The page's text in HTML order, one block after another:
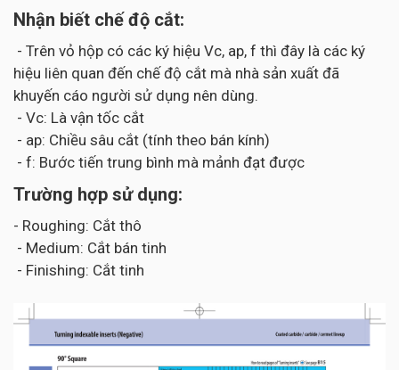
Nhận biết chế độ cắt:
- Trên vỏ hộp có các ký hiệu Vc, ap, f thì đây là các ký
hiệu liên quan đến chế độ cắt mà nhà sản xuất đã
khuyến cáo người sử dụng nên dùng.
- Vc: Là vận tốc cắt
- ap: Chiều sâu cắt (tính theo bán kính)
- f: Bước tiến trung bình mà mảnh đạt được
Trường hợp sử dụng:
- Roughing: Cắt thô
- Medium: Cắt bán tinh
- Finishing: Cắt tinh